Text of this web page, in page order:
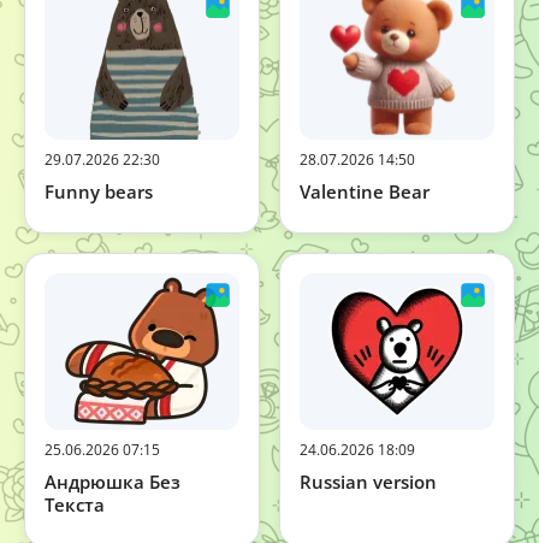
29.07.2026 22:30
Funny bears
28.07.2026 14:50
Valentine Bear
25.06.2026 07:15
Андрюшка Без
Текста
24.06.2026 18:09
Russian version